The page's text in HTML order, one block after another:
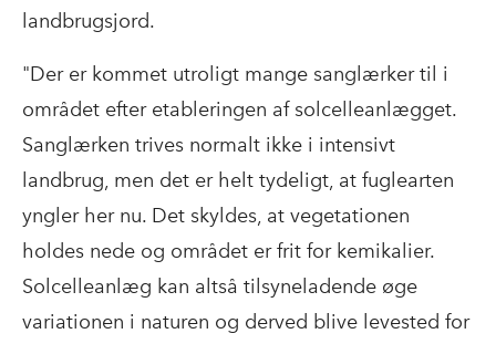
landbrugsjord.
"Der er kommet utroligt mange sanglærker til i
området efter etableringen af solcelleanlægget.
Sanglærken trives normalt ikke i intensivt
landbrug, men det er helt tydeligt, at fuglearten
yngler her nu. Det skyldes, at vegetationen
holdes nede og området er frit for kemikalier.
Solcelleanlæg kan altså tilsyneladende øge
variationen i naturen og derved blive levested for